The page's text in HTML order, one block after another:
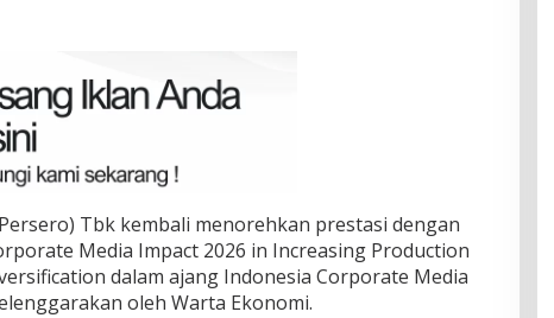
Tbk kembali menorehkan prestasi dengan
Media Impact 2026 in Increasing Production
dalam ajang Indonesia Corporate Media
oleh Warta Ekonomi.